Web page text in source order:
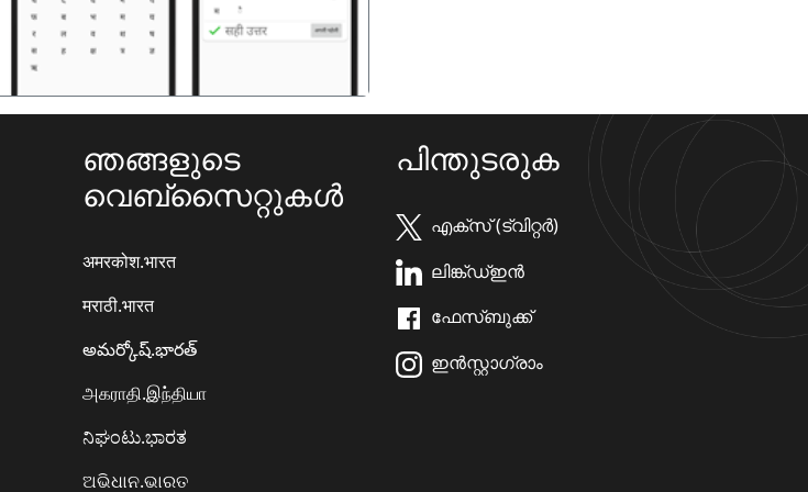
ഞങ്ങളുടെ
വെബ്സൈറ്റുകൾ
अमरकोश.भारत
मराठी.भारत
అమర్కోష్.భారత్
அகராதி.இந்தியா
ನಿಘಂಟು.ಭಾರತ
ଅଭିଧାନ.ଭାରତ
പിന്തുടരുക
എക്സ് (ട്വിറ്റർ)
ലിങ്ക്ഡ്ഇൻ
ഫേസ്ബുക്ക്
ഇൻസ്റ്റാഗ്രാം